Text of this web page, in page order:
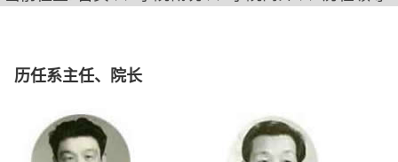
历任系主任、院长